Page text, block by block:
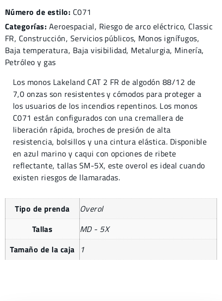
Número de estilo: C071
Categorías: Aeroespacial, Riesgo de arco eléctrico, Classic
FR, Construcción, Servicios públicos, Monos ignífugos,
Baja temperatura, Baja visibilidad, Metalurgia, Minería,
Petróleo y gas
Los monos Lakeland CAT 2 FR de algodón 88/12 de
7,0 onzas son resistentes y cómodos para proteger a
los usuarios de los incendios repentinos. Los monos
C071 están configurados con una cremallera de
liberación rápida, broches de presión de alta
resistencia, bolsillos y una cintura elástica. Disponible
en azul marino y caqui con opciones de ribete
reflectante, tallas SM-5X, este overol es ideal cuando
existen riesgos de llamaradas.
Tipo de prenda
Overol
Tallas
MD - 5X
Tamaño de la caja
1